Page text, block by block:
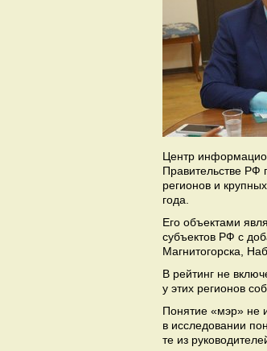
Центр
Правительстве РФ
регионов и
года.
Его объектами
субъектов РФ с
Магнитогорска,
В рейтинг не
у этих регионов
Понятие «мэр» не
в исследовании
те из